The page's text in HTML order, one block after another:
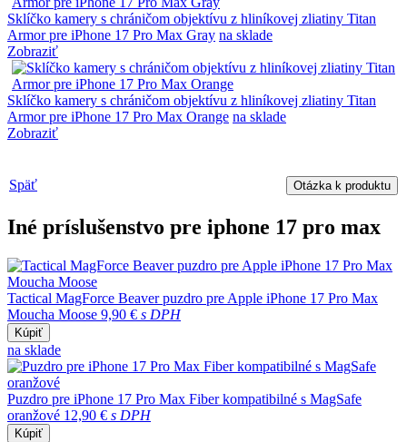
Sklíčko kamery s chráničom objektívu z hliníkovej zliatiny Titan
Armor pre iPhone 17 Pro Max Gray na sklade
Zobraziť
Sklíčko kamery s chráničom objektívu z hliníkovej zliatiny Titan
Armor pre iPhone 17 Pro Max Orange na sklade
Zobraziť
Späť Otázka k produktu
Iné príslušenstvo pre iphone 17 pro max
Tactical MagForce Beaver puzdro pre Apple iPhone 17 Pro Max
Moucha Moose 9,90 € s DPH
Kúpiť
na sklade
Puzdro pre iPhone 17 Pro Max Fiber kompatibilné s MagSafe
oranžové 12,90 € s DPH
Kúpiť